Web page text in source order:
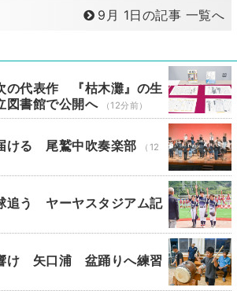
9月 1日の記事 一覧へ
の代表作 『枯木灘』の生
書館で公開へ
（12分前）
ける 尾鷲中吹奏楽部
（12
追う ヤーヤスタジアム記
け 矢口浦 盆踊りへ練習